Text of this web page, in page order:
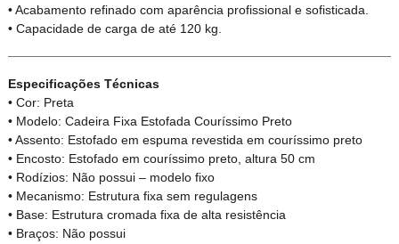
• Acabamento refinado com aparência profissional e sofisticada.
• Capacidade de carga de até 120 kg.
Especificações Técnicas
• Cor: Preta
• Modelo: Cadeira Fixa Estofada Couríssimo Preto
• Assento: Estofado em espuma revestida em couríssimo preto
• Encosto: Estofado em couríssimo preto, altura 50 cm
• Rodízios: Não possui – modelo fixo
• Mecanismo: Estrutura fixa sem regulagens
• Base: Estrutura cromada fixa de alta resistência
• Braços: Não possui